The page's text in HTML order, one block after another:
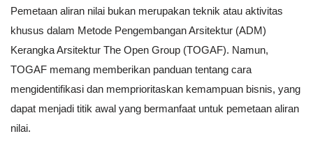
Pemetaan aliran nilai bukan merupakan teknik atau aktivitas
khusus dalam Metode Pengembangan Arsitektur (ADM)
Kerangka Arsitektur The Open Group (TOGAF). Namun,
TOGAF memang memberikan panduan tentang cara
mengidentifikasi dan memprioritaskan kemampuan bisnis, yang
dapat menjadi titik awal yang bermanfaat untuk pemetaan aliran
nilai.